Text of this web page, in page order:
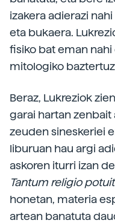
izakera adierazi
eta bukaera.
fisiko bat eman
mitologiko
Beraz, Lukreziok
garai hartan
zeuden sineskeriei
liburuan hau argi
askoren iturri izan
Tantum religio
honetan, materia
artean banatuta